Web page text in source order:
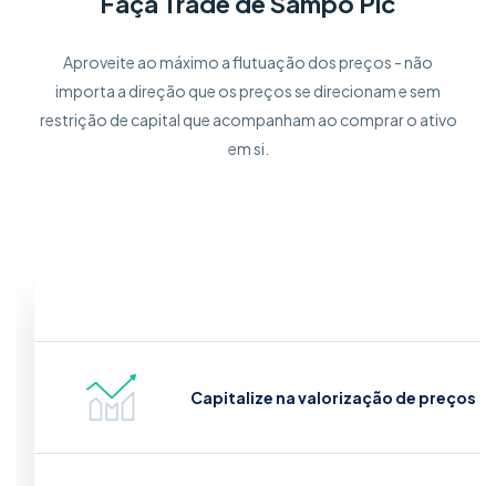
Aproveite ao máximo a flutuação dos preços - não
importa a direção que os preços se direcionam e sem
restrição de capital que acompanham ao comprar o ativo
em si.
Capitalize na valorização de preços